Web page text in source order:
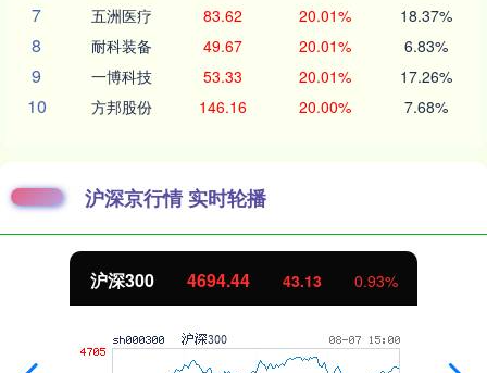
7 五洲医疗 83.62 20.01% 18.37%
8 耐科装备 49.67 20.01% 6.83%
9 一博科技 53.33 20.01% 17.26%
10 方邦股份 146.16 20.00% 7.68%
沪深京行情 实时轮播
沪深300 4694.44 43.13 0.93%